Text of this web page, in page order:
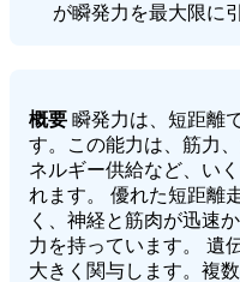
が瞬発力を最大限に
概要 瞬発力は、短距離
す。この能力は、筋力
ネルギー供給など、い
れます。 優れた短距離
く、神経と筋肉が迅速
力を持っています。 遺
大きく関与します。複